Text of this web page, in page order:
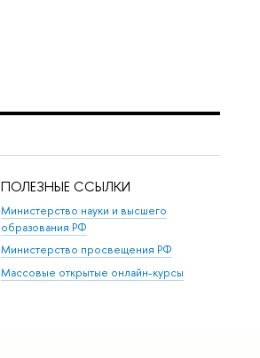
ПОЛЕЗНЫЕ ССЫЛКИ
Министерство науки и высшего
образования РФ
Министерство просвещения РФ
Массовые открытые онлайн-курсы